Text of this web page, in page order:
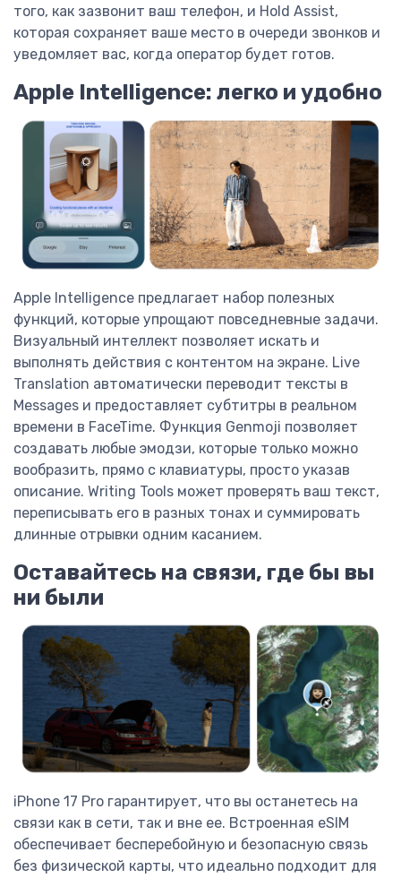
того, как зазвонит ваш телефон, и Hold Assist,
которая сохраняет ваше место в очереди звонков и
уведомляет вас, когда оператор будет готов.
Apple Intelligence: легко и удобно
Apple Intelligence предлагает набор полезных
функций, которые упрощают повседневные задачи.
Визуальный интеллект позволяет искать и
выполнять действия с контентом на экране. Live
Translation автоматически переводит тексты в
Messages и предоставляет субтитры в реальном
времени в FaceTime. Функция Genmoji позволяет
создавать любые эмодзи, которые только можно
вообразить, прямо с клавиатуры, просто указав
описание. Writing Tools может проверять ваш текст,
переписывать его в разных тонах и суммировать
длинные отрывки одним касанием.
Оставайтесь на связи, где бы вы
ни были
iPhone 17 Pro гарантирует, что вы останетесь на
связи как в сети, так и вне ее. Встроенная eSIM
обеспечивает бесперебойную и безопасную связь
без физической карты, что идеально подходит для